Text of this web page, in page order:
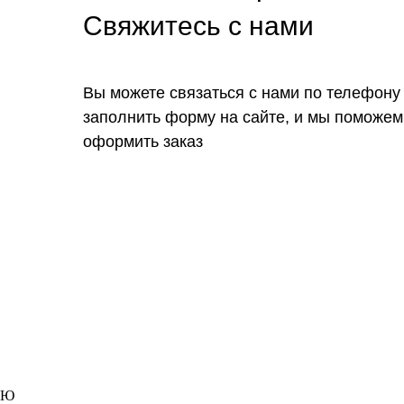
Свяжитесь с нами
Вы можете связаться с нами по
заполнить форму на сайте, и мы
оформить заказ
Ю